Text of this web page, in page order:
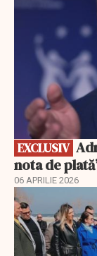
EXCLUSIV
nota de
06 APRILIE 2026